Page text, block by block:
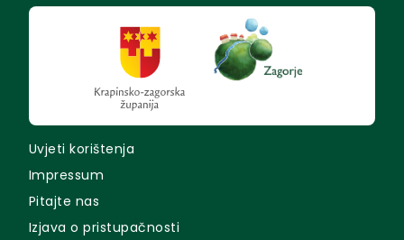
Uvjeti korištenja
Impressum
Pitajte nas
Izjava o pristupačnosti